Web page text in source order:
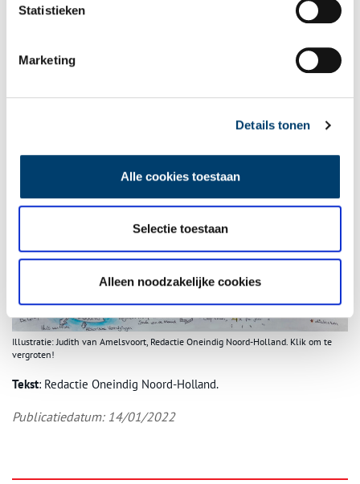
Statistieken
Marketing
Details tonen
Alle cookies toestaan
Selectie toestaan
Alleen noodzakelijke cookies
verhalendatabase van de website. Ook danken we onze lezers
voor de leuke reacties op onze social media en interessante
berichten die we van hen in onze mailbox ontvangen. Samen
zorgen we ervoor dat de verhalen van Noord-Holland levend en
Illustratie: Judith van Amelsvoort, Redactie Oneindig Noord-Holland. Klik om te
vergroten!
Tekst: Redactie Oneindig Noord-Holland.
Publicatiedatum: 14/01/2022